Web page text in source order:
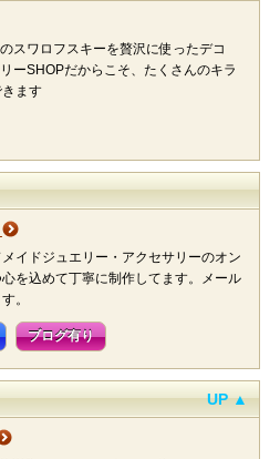
ワロフスキーを贅沢に使ったデコ
ーSHOPだからこそ、たくさんのキラ
ます
イドジュエリー・アクセサリーのオン
を込めて丁寧に制作してます。メール
。
ブログ有り
UP ▲